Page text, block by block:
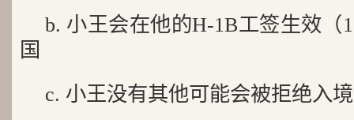
b. 小王会在他的H-1B工签生效（
国
c. 小王没有其他可能会被拒绝入